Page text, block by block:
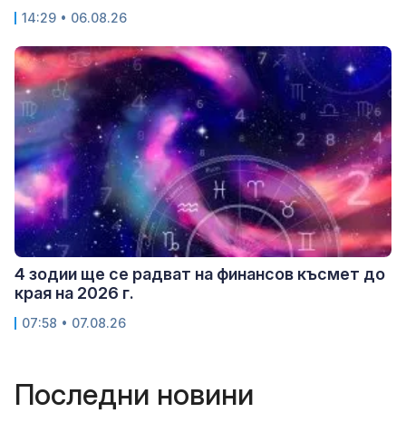
14:29 • 06.08.26
4 зодии ще се радват на финансов късмет до
края на 2026 г.
07:58 • 07.08.26
Последни новини